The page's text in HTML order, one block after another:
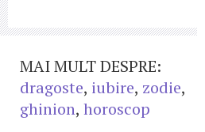
MAI MULT DESPRE:
dragoste, iubire, zodie,
ghinion, horoscop